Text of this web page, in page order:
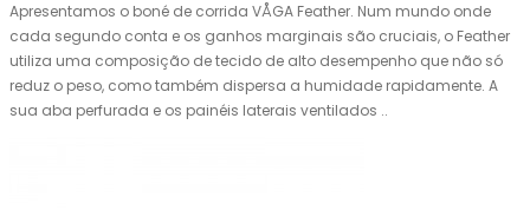
Apresentamos o boné de corrida VÅGA Feather. Num mundo onde
cada segundo conta e os ganhos marginais são cruciais, o Feather
utiliza uma composição de tecido de alto desempenho que não só
reduz o peso, como também dispersa a humidade rapidamente. A
sua aba perfurada e os painéis laterais ventilados ..